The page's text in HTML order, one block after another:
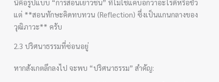
นี่คือรูปแบบ “การสอนเยาวชน” ที่ไม่ใช่แค่บอกว่าอะไรดีหรือชั่ว
แต่ **สอนทักษะคิดทบทวน (Reflection) ซึ่งเป็นแกนกลางของ
วุฒิภาวะ** ครับ
2.3 ปริศนาธรรมที่ซ่อนอยู่
หากสังเกตลึกลงไป จะพบ “ปริศนาธรรม” สำคัญ: